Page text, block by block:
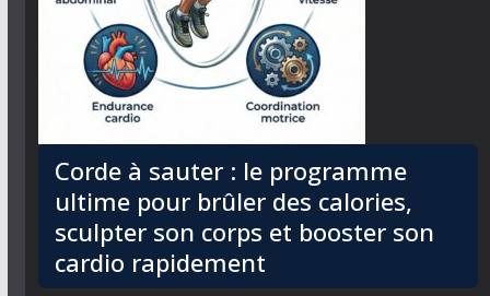
Corde à sauter : le programme
ultime pour brûler des calories,
sculpter son corps et booster son
cardio rapidement